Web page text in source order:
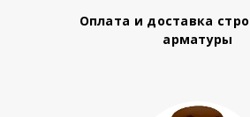
Оплата и доставка
арматуры